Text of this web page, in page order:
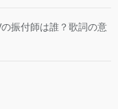
振付師は誰？歌詞の意